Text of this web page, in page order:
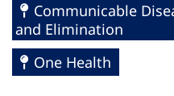
Communicable
and Elimination
One Health